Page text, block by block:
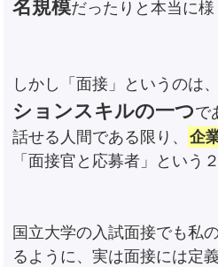
名規模だったりと本当に様
しかし「面接」というのは
ションスキルの一つで
話せる人間である限り、 企
「面接官と応募者」という
国立大学の入試面接でも私
るように、実は面接には定義